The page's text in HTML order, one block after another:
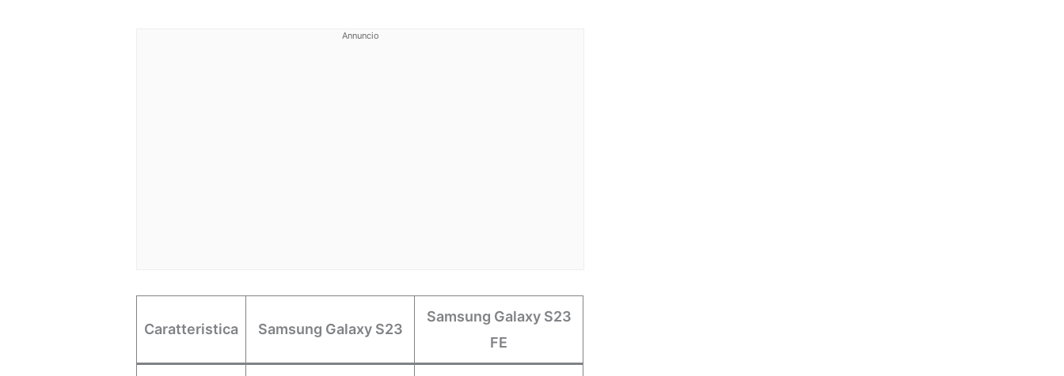
Annuncio
Caratteristica Samsung Galaxy S23
Samsung Galaxy S23
FE